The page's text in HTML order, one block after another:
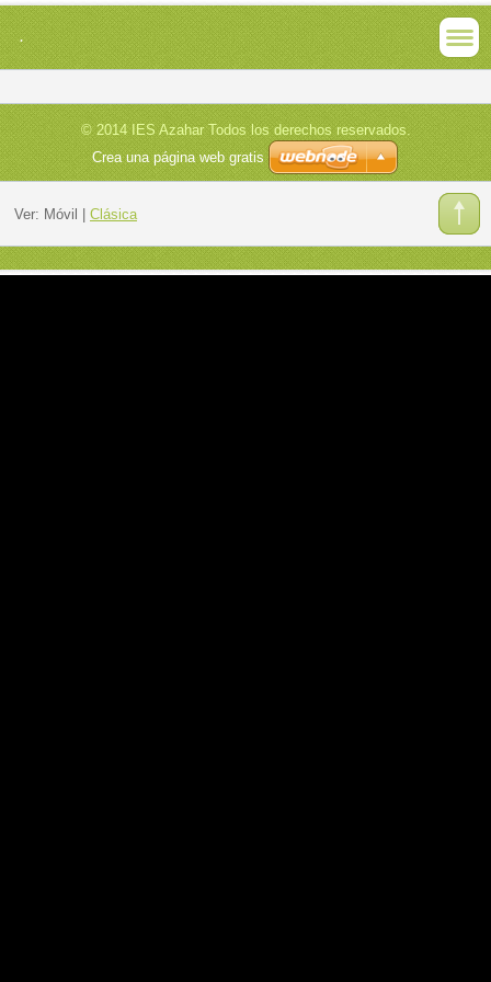
.
© 2014 IES Azahar Todos los derechos reservados.
Crea una página web gratis
Ver: Móvil Clásica